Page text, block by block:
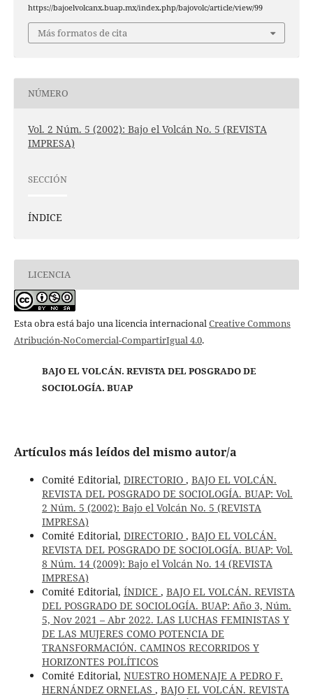
https://bajoelvolcanx.buap.mx/index.php/bajovolc/article/view/99
Más formatos de cita
NÚMERO
Vol. 2 Núm. 5 (2002): Bajo el Volcán No. 5 (REVISTA
IMPRESA)
SECCIÓN
ÍNDICE
LICENCIA
Esta obra está bajo una licencia internacionalCreative Commons
Atribución-NoComercial-CompartirIgual 4.0.
BAJO EL VOLCÁN. REVISTA DEL POSGRADO DE
SOCIOLOGÍA. BUAP
Artículos más leídos del mismo autor/a
Comité Editorial, DIRECTORIO , BAJO EL VOLCÁN.
REVISTA DEL POSGRADO DE SOCIOLOGÍA. BUAP: Vol.
2 Núm. 5 (2002): Bajo el Volcán No. 5 (REVISTA
IMPRESA)
Comité Editorial, DIRECTORIO , BAJO EL VOLCÁN.
REVISTA DEL POSGRADO DE SOCIOLOGÍA. BUAP: Vol.
8 Núm. 14 (2009): Bajo el Volcán No. 14 (REVISTA
IMPRESA)
Comité Editorial, ÍNDICE , BAJO EL VOLCÁN. REVISTA
DEL POSGRADO DE SOCIOLOGÍA. BUAP: Año 3, Núm.
5, Nov 2021 – Abr 2022. LAS LUCHAS FEMINISTAS Y
DE LAS MUJERES COMO POTENCIA DE
TRANSFORMACIÓN. CAMINOS RECORRIDOS Y
HORIZONTES POLÍTICOS
Comité Editorial, NUESTRO HOMENAJE A PEDRO F.
HERNÁNDEZ ORNELAS , BAJO EL VOLCÁN. REVISTA